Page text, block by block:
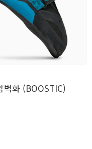
의류소품
모자
장갑
벨트
벽화 (BOOSTIC)